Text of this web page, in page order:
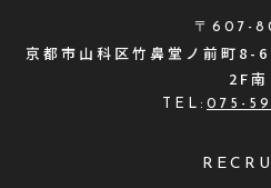
〒607-
京都市山科区竹鼻堂ノ前町8-
2F南
TEL: 075-